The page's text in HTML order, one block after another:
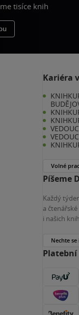
tisíce knih
Kariéra
Volné
Píšeme
Každý
a
i našich
Nechte